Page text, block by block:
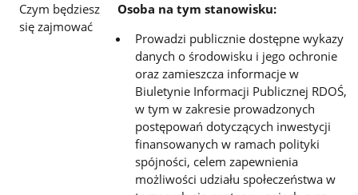
Czym będziesz
się zajmować
Osoba na tym stanowisku:
Prowadzi publicznie dostępne wykazy
danych o środowisku i jego ochronie
oraz zamieszcza informacjew
Biuletynie Informacji Publicznej RDOŚ,
w tym w zakresie prowadzonych
postępowań dotyczących inwestycji
finansowanych w ramach polityki
spójności, celem zapewnienia
możliwości udziału społeczeństwa w